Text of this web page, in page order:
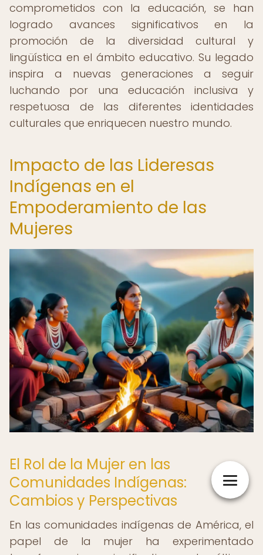
comprometidos con la educación, se han
logrado avances significativos en la
promoción de la diversidad cultural y
lingüística en el ámbito educativo. Su legado
inspira a nuevas generaciones a seguir
luchando por una educación inclusiva y
respetuosa de las diferentes identidades
culturales que enriquecen nuestro mundo.
Impacto de las Lideresas
Indígenas en el
Empoderamiento de las
Mujeres
El Rol de la Mujer en las
Comunidades Indígenas:
Cambios y Perspectivas
En las comunidades indígenas de América, el
papel de la mujer ha experimentado